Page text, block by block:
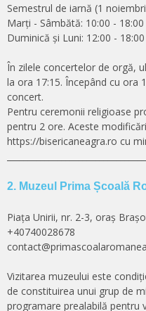
Semestrul de iarnă (1
Marți - Sâmbătă: 10:00 - 18:00
Duminică și Luni: 12:00 - 18:00
În zilele concertelor de orgă,
la ora 17:15. Începând cu ora
concert.
Pentru ceremonii religioase
pentru 2 ore. Aceste
https://bisericaneagra.ro cu
2. Muzeul Prima Școală
Piața Unirii, nr. 2-3, oraș
+40740028678
Vizitarea muzeului este
de constituirea unui grup de
programare prealabilă pentru